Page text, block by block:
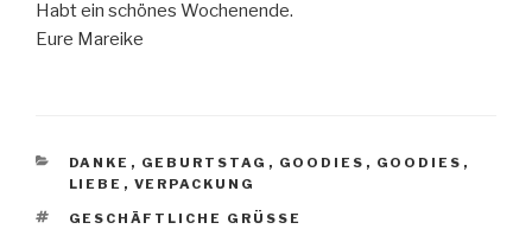
Habt ein schönes Wochenende.
Eure Mareike
KATEGORIEN
DANKE , GEBURTSTAG , GOODIES , GOODIES ,
LIEBE , VERPACKUNG
SCHLAGWÖRTER
GESCHÄFTLICHE GRÜSSE